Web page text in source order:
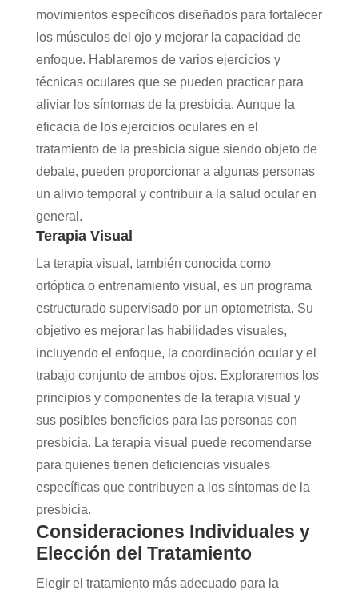
movimientos específicos diseñados para fortalecer
los músculos del ojo y mejorar la capacidad de
enfoque. Hablaremos de varios ejercicios y
técnicas oculares que se pueden practicar para
aliviar los síntomas de la presbicia. Aunque la
eficacia de los ejercicios oculares en el
tratamiento de la presbicia sigue siendo objeto de
debate, pueden proporcionar a algunas personas
un alivio temporal y contribuir a la salud ocular en
general.
Terapia Visual
La terapia visual, también conocida como
ortóptica o entrenamiento visual, es un programa
estructurado supervisado por un optometrista. Su
objetivo es mejorar las habilidades visuales,
incluyendo el enfoque, la coordinación ocular y el
trabajo conjunto de ambos ojos. Exploraremos los
principios y componentes de la terapia visual y
sus posibles beneficios para las personas con
presbicia. La terapia visual puede recomendarse
para quienes tienen deficiencias visuales
específicas que contribuyen a los síntomas de la
presbicia.
Consideraciones Individuales y
Elección del Tratamiento
Elegir el tratamiento más adecuado para la